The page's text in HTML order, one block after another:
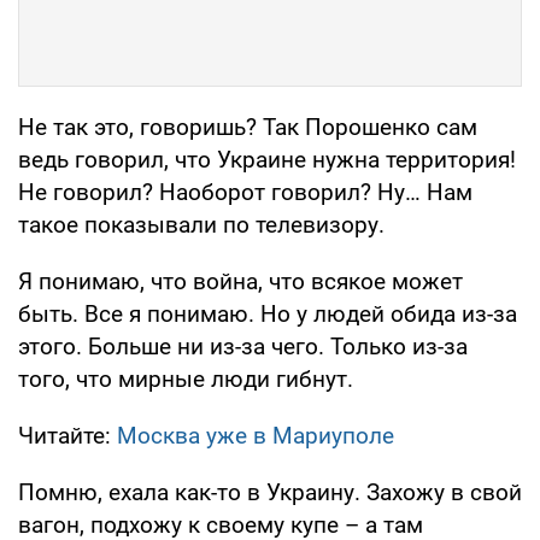
Не так это, говоришь? Так Порошенко сам
ведь говорил, что Украине нужна территория!
Не говорил? Наоборот говорил? Ну… Нам
такое показывали по телевизору.
Я понимаю, что война, что всякое может
быть. Все я понимаю. Но у людей обида из-за
этого. Больше ни из-за чего. Только из-за
того, что мирные люди гибнут.
Читайте: Москва уже в Мариуполе
Помню, ехала как-то в Украину. Захожу в свой
вагон, подхожу к своему купе – а там